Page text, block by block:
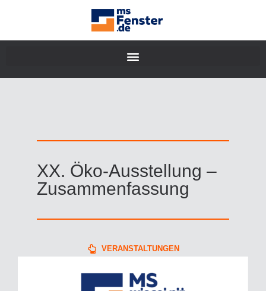
XX. Öko-Ausstellung –
Zusammenfassung
VERANSTALTUNGEN